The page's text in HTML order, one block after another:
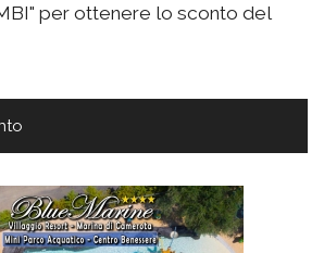
per ottenere lo sconto del